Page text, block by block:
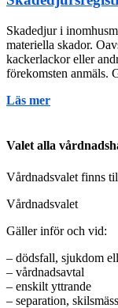
Skadedjur i
materiella skador.
kackerlackor eller
förekomsten anmäls.
Läs mer
Valet alla
Vårdnadsvalet finns
Vårdnadsvalet
Gäller inför och vid:
– dödsfall, sjukdom
– vårdnadsavtal
– enskilt yttrande
– separation,